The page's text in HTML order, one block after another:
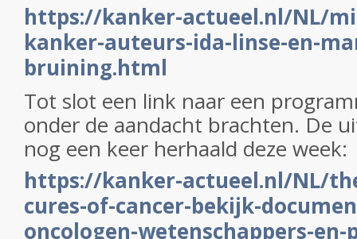
https://kanker-actueel.nl/NL/
kanker-auteurs-ida-linse-en-
bruining.html
Tot slot een link naar een
onder de aandacht brachten. De
nog een keer herhaald deze week:
https://kanker-actueel.nl/NL/
cures-of-cancer-bekijk-
oncologen-wetenschappers-